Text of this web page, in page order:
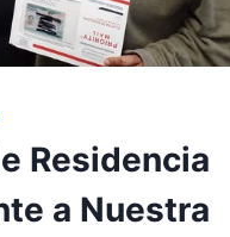
Residencia
a Nuestra